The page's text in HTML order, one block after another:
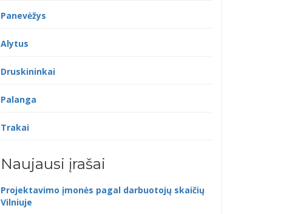
Panevėžys
Alytus
Druskininkai
Palanga
Trakai
Naujausi įrašai
Projektavimo įmonės pagal darbuotojų skaičių
Vilniuje